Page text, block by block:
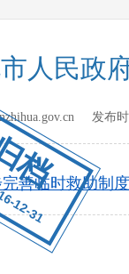
档
12-31
人民政
发布
善临时救助制